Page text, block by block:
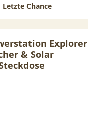
Letzte Chance
Explorer
& Solar